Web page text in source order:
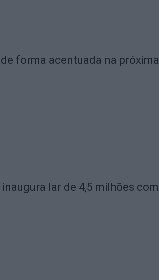
forma acentuada na próxima
lar de 4,5 milhões com